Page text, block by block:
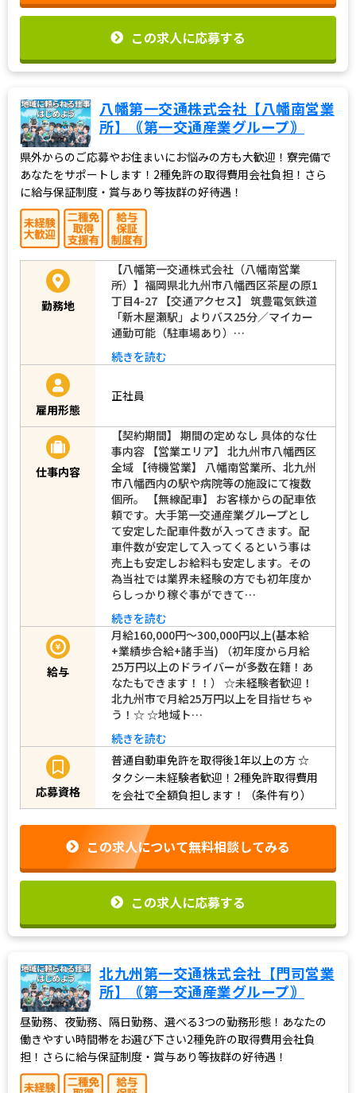
この求人に応募する
八幡第一交通株式会社【八幡南営業
所】｟第一交通産業グループ｠
県外からのご応募やお住まいにお悩みの方も大歓迎！寮完備で
あなたをサポートします！2種免許の取得費用会社負担！さら
に給与保証制度・賞与あり等抜群の好待遇！
勤務地
【八幡第一交通株式会社（八幡南営業
所）】福岡県北九州市八幡西区茶屋の原1
丁目4-27 【交通アクセス】 筑豊電気鉄道
「新木屋瀬駅」よりバス25分／マイカー
通勤可能（駐車場あり）…
続きを読む
雇用形態
正社員
仕事内容
【契約期間】 期間の定めなし 具体的な仕
事内容 【営業エリア】 北九州市八幡西区
全域 【待機営業】 八幡南営業所、北九州
市八幡西内の駅や病院等の施設にて複数
個所。 【無線配車】 お客様からの配車依
頼です。大手第一交通産業グループとし
て安定した配車件数が入ってきます。配
車件数が安定して入ってくるという事は
売上も安定しお給料も安定します。その
為当社では業界未経験の方でも初年度か
らしっかり稼ぐ事ができて…
続きを読む
給与
月給160,000円～300,000円以上(基本給
+業績歩合給+諸手当) （初年度から月給
25万円以上のドライバーが多数在籍！あ
なたもできます！！） ☆未経験者歓迎！
北九州市で月給25万円以上を目指せちゃ
う！☆ ☆地域ト…
続きを読む
応募資格
普通自動車免許を取得後1年以上の方☆
タクシー未経験者歓迎！2種免許取得費用
を会社で全額負担します！（条件有り）
この求人について無料相談してみる
この求人に応募する
北九州第一交通株式会社【門司営業
所】｟第一交通産業グループ｠
昼勤務、夜勤務、隔日勤務、選べる3つの勤務形態！あなたの
働きやすい時間帯をお選び下さい2種免許の取得費用会社負
担！さらに給与保証制度・賞与あり等抜群の好待遇！